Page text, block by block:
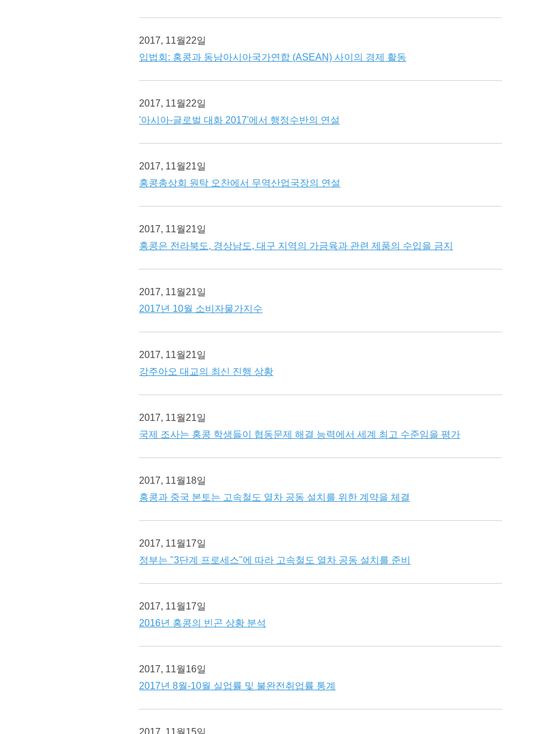
2017, 11월22일
입법회: 홍콩과 동남아시아국가연합 (ASEAN) 사이의 경제 활동
2017, 11월22일
'아시아-글로벌 대화 2017'에서 행정수반의 연설
2017, 11월21일
홍콩총상회 원탁 오찬에서 무역산업국장의 연설
2017, 11월21일
홍콩은 전라북도, 경상남도, 대구 지역의 가금육과 관련 제품의 수입을 금지
2017, 11월21일
2017년 10월 소비자물가지수
2017, 11월21일
강주아오 대교의 최신 진행 상황
2017, 11월21일
국제 조사는 홍콩 학생들이 협동문제 해결 능력에서 세계 최고 수준임을 평가
2017, 11월18일
홍콩과 중국 본토는 고속철도 열차 공동 설치를 위한 계약을 체결
2017, 11월17일
정부는 "3단계 프로세스"에 따라 고속철도 열차 공동 설치를 준비
2017, 11월17일
2016년 홍콩의 빈곤 상황 분석
2017, 11월16일
2017년 8월-10월 실업률 및 불완전취업률 통계
2017, 11월15일